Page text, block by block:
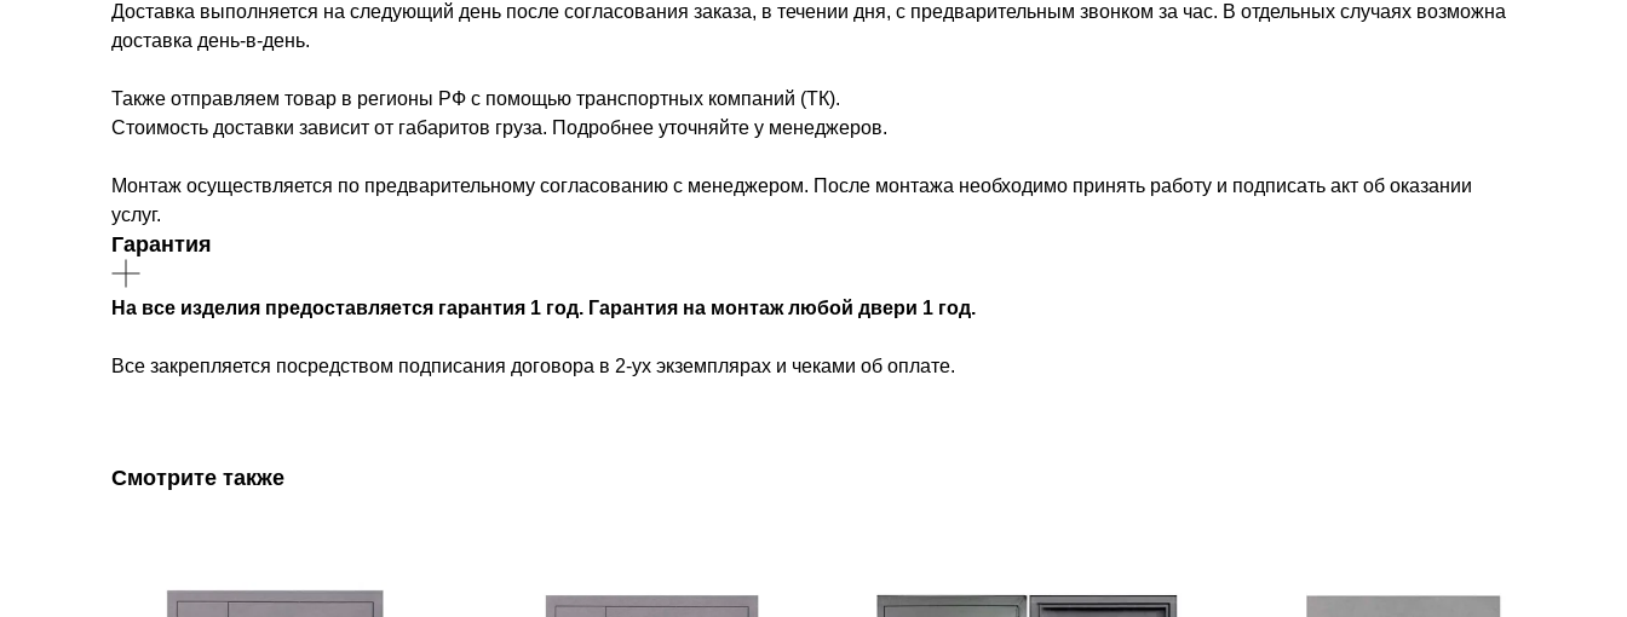
Доставка выполняется на следующий день после согласования заказа, в течении дня, с предварительным звонком за час. В отдельных случаях возможна
доставка день-в-день.
Также отправляем товар в регионы РФ с помощью транспортных компаний (ТК).
Стоимость доставки зависит от габаритов груза. Подробнее уточняйте у менеджеров.
Монтаж осуществляется по предварительному согласованию с менеджером. После монтажа необходимо принять работу и подписать акт об оказании
услуг.
Гарантия
На все изделия предоставляется гарантия 1 год. Гарантия на монтаж любой двери 1 год.
Все закрепляется посредством подписания договора в 2-ух экземплярах и чеками об оплате.
Смотрите также